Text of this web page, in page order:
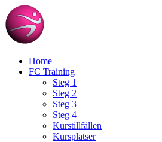
Home
FC Training
Steg 1
Steg 2
Steg 3
Steg 4
Kurstillfällen
Kursplatser